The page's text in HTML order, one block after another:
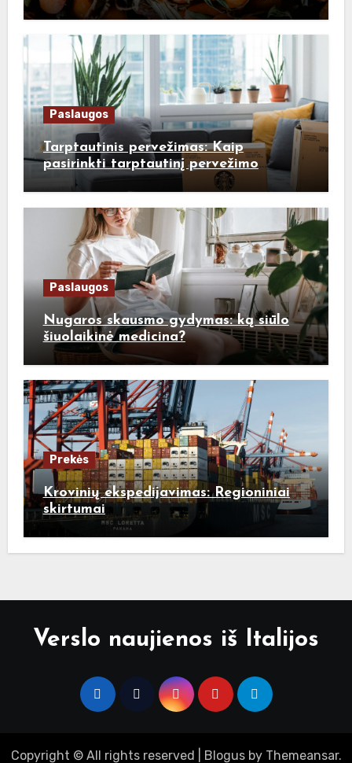
Paslaugos
Tarptautinis pervežimas: Kaip
pasirinkti tarptautinį pervežimo
paslaugų teikėją?
Paslaugos
Nugaros skausmo gydymas: ką siūlo
šiuolaikinė medicina?
Prekės
Krovinių ekspedijavimas: Regioniniai
skirtumai
Verslo naujienos iš Italijos
Copyright © All rights reserved Blogusby Themeansar.